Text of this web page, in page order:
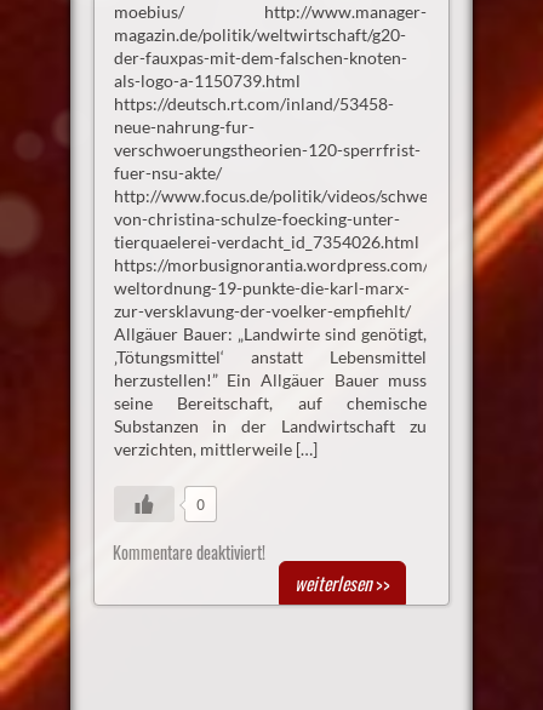
moebius/ http://www.manager-
magazin.de/politik/weltwirtschaft/g20-
der-fauxpas-mit-dem-falschen-knoten-
als-logo-a-1150739.html
https://deutsch.rt.com/inland/53458-
neue-nahrung-fur-
verschwoerungstheorien-120-sperrfrist-
fuer-nsu-akte/
http://www.focus.de/politik/videos/schweinemast-
von-christina-schulze-foecking-unter-
tierquaelerei-verdacht_id_7354026.html
https://morbusignorantia.wordpress.com/2016/08/26/
weltordnung-19-punkte-die-karl-marx-
zur-versklavung-der-voelker-empfiehlt/
Allgäuer Bauer: „Landwirte sind genötigt,
‚Tötungsmittel‘ anstatt Lebensmittel
herzustellen!” Ein Allgäuer Bauer muss
seine Bereitschaft, auf chemische
Substanzen in der Landwirtschaft zu
verzichten, mittlerweile […]
0
Kommentare deaktiviert!
weiterlesen>>